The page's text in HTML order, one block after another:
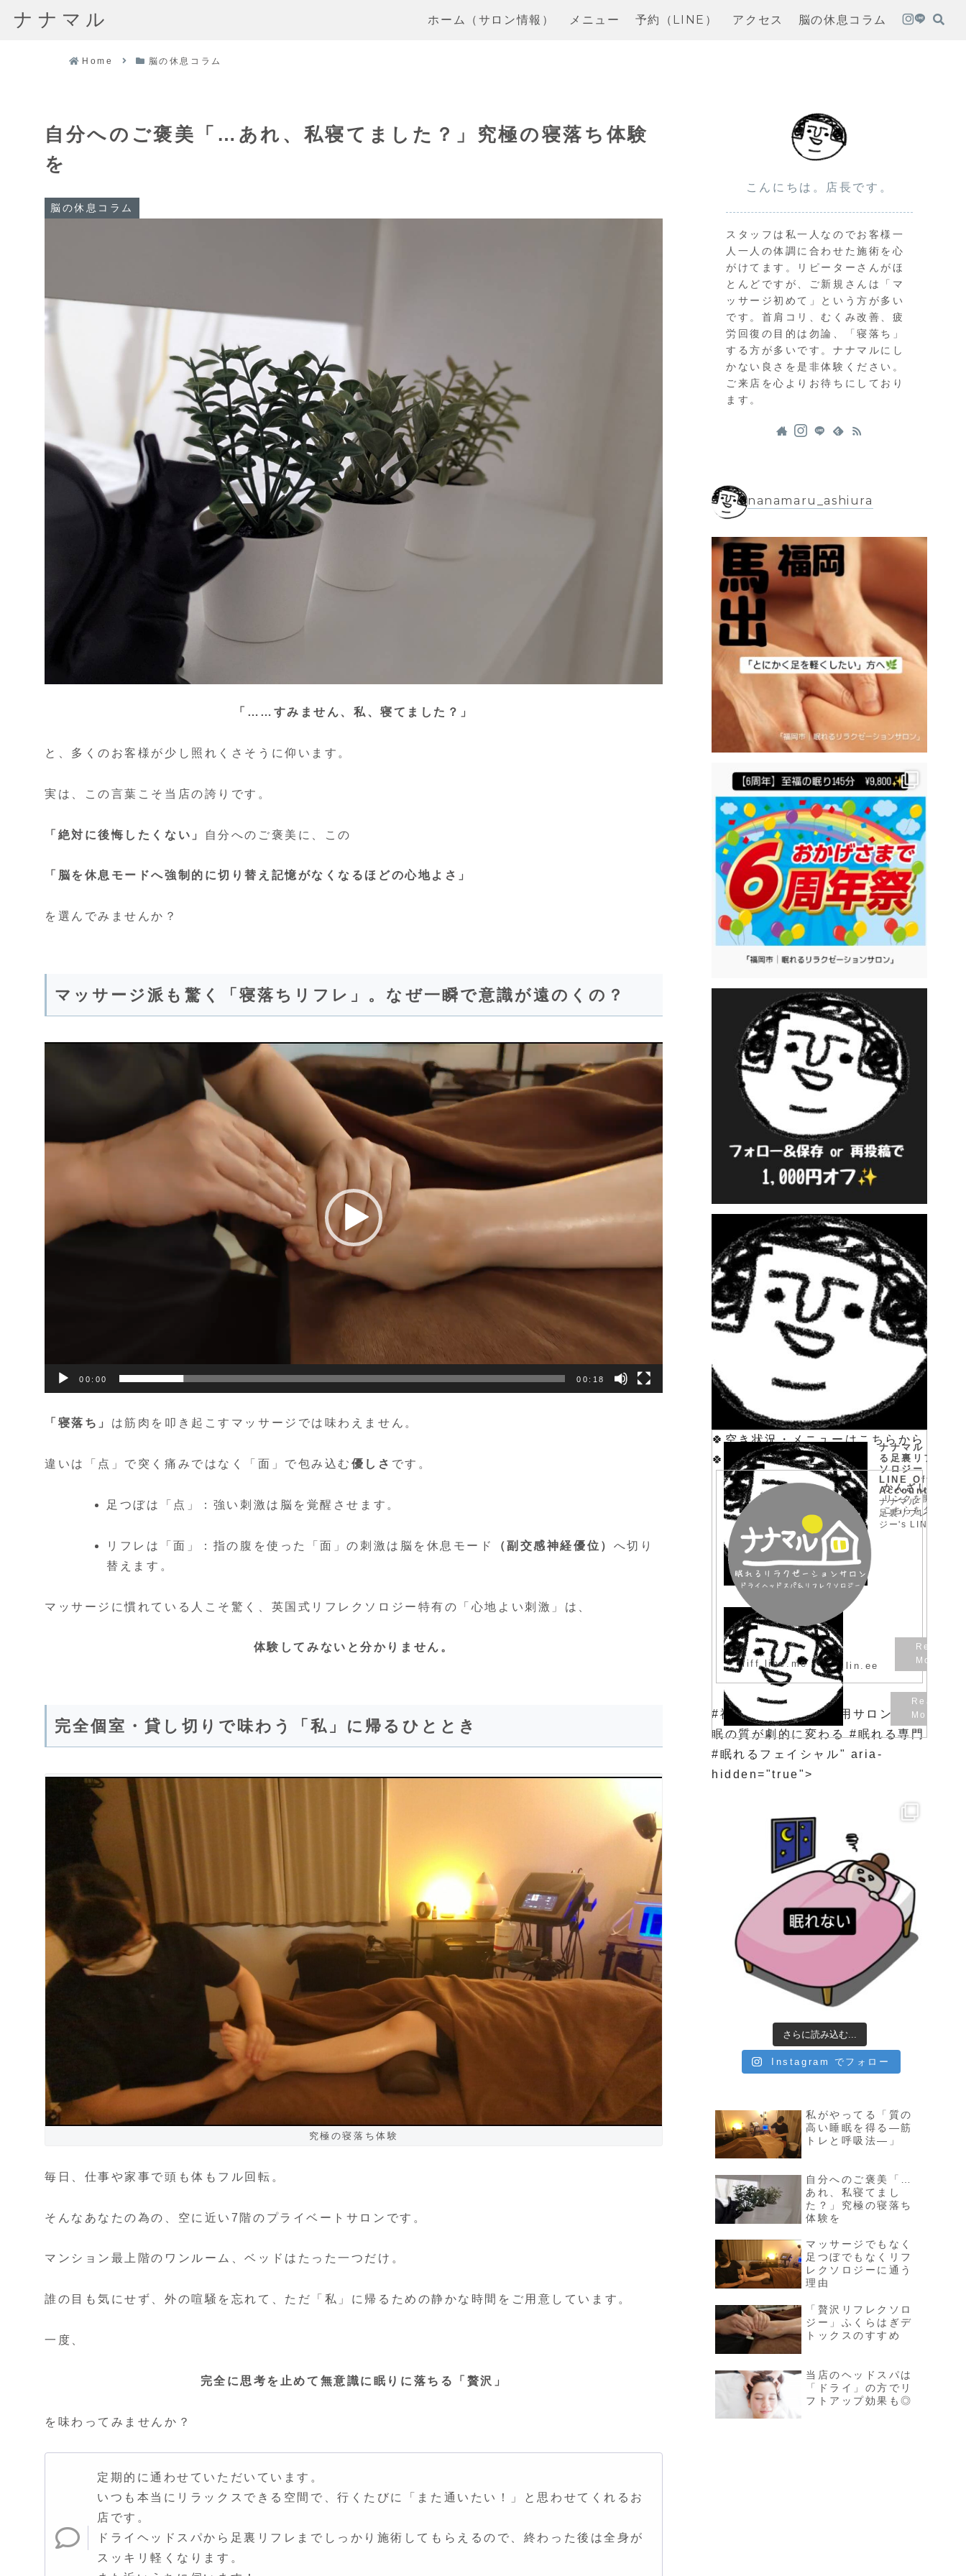
ナナマル ホーム（サロン情報） メニュー 予約（LINE） アクセス 脳の休息コラム
Home 脳の休息コラム
自分へのご褒美「…あれ、私寝てました？」究極の寝落ち体験
を
脳の休息コラム
「……すみません、私、寝てました？」
と、多くのお客様が少し照れくさそうに仰います 。
実は、この言葉こそ当店の誇りです。
「絶対に後悔したくない」 自分へのご褒美に、この
「脳を休息モードへ強制的に切り替え 記憶がなくなるほどの心地よさ」
を選んでみませんか？
マッサージ派も驚く「寝落ちリフレ」。なぜ一瞬で意識が遠のくの？
00:00 00:18
「寝落ち」 は筋肉を叩き起こすマッサージでは味わえません。
違いは 「点」で突く痛みではなく「面」で包み込む 優しさ です。
足つぼは「点」：強い刺激は脳を覚醒させます。
リフレは「面」：指の腹を使った「面」の刺激は脳を休息モード （副交感神経優位） へ切り
替えます。
マッサージに慣れている人こそ驚く、英国式リフレクソロジー特有の「心地よい刺激」は、
体験してみないと分かりません。
完全個室・貸し切りで味わう「私」に帰るひととき
究極の寝落ち体験
毎日、仕事や家事で頭も体もフル回転。
そんなあなたの為の、空に近い7階のプライベートサロンです。
マンション最上階のワンルーム、ベッドはたった一つだけ。
誰の目も気にせず、外の喧騒を忘れて、ただ「私」に帰るための静かな時間をご用意しています。
一度、
完全に思考を止めて無意識に眠りに落ちる「贅沢」
を味わってみませんか？
定期的に通わせていただいています。
いつも本当にリラックスできる空間で、行くたびに「また通いたい！」と思わせてくれるお
店です。
ドライヘッドスパから足裏リフレまでしっかり施術してもらえるので、終わった後は全身が
スッキリ軽くなります。
こんにちは。店長です。
スタッフは私一人なのでお客様一
人一人の体調に合わせた施術を心
がけてます。リピーターさんがほ
とんどですが、ご新規さんは「マ
ッサージ初めて」という方が多い
です。首肩コリ、むくみ改善、疲
労回復の目的は勿論、「寝落ち」
する方が多いです。ナナマルにし
かない良さを是非体験ください。
ご来店を心よりお待ちにしており
ます。
nanamaru_ashiura
ナナマル 眠れ
る足裏リフレク
ソロジー |
LINE Official
Account
ナナマル 眠れる
足裏リフレクソロ
ジー's LINE
lin.ee
🍀空き状況・メニューはこちらから
🍀
かんざしプラス
リンクを開くには
こちらをタップ
liff.line.me
#福岡市東区 #女性専用サロン #睡
眠の質が劇的に変わる #眠れる専門
#眠れるフェイシャル" aria-
hidden="true">
さらに読み込む...
Instagram でフォロー
私がやってる「質の
高い睡眠を得る—筋
トレと呼吸法—」
自分へのご褒美「…
あれ、私寝てまし
た？」究極の寝落ち
体験を
マッサージでもなく
足つぼでもなくリフ
レクソロジーに通う
理由
「贅沢リフレクソロ
ジー」ふくらはぎデ
トックスのすすめ
当店のヘッドスパは
「ドライ」の方でリ
フトアップ効果も◎